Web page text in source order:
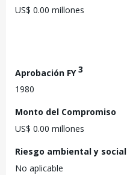
US$ 0.00 millones
Aprobación FY3
1980
Monto del Compromiso
US$ 0.00 millones
Riesgo ambiental y social
No aplicable